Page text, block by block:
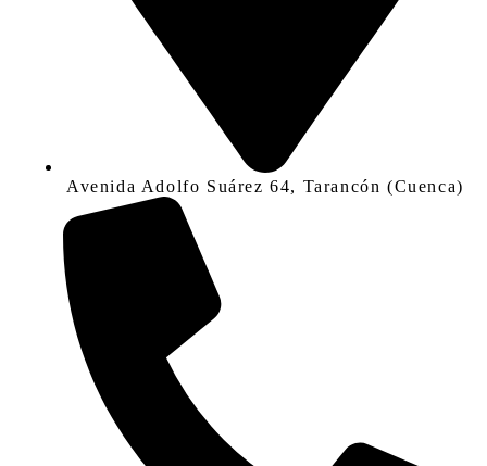
Avenida Adolfo Suárez 64, Tarancón (Cuenca)